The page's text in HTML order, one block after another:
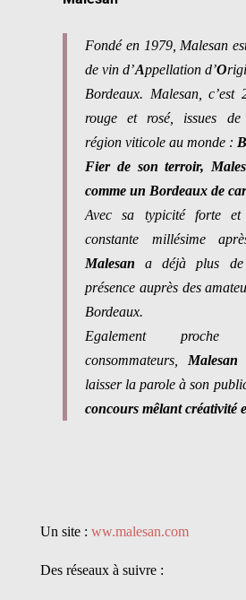
Fondé en 1979, Malesan
de vin d’Appellation d’O
Bordeaux. Malesan, c’est
rouge et rosé, issues
région viticole au monde :
Fier de son terroir,
comme un Bordeaux de
Avec sa typicité forte
constante millésime
Malesan a déjà plus
présence auprès des
Bordeaux.
Egalement
consommateurs, Malesan
laisser la parole à son
concours mêlant créativité
Un site : ww.malesan.com
Des réseaux à suivre :